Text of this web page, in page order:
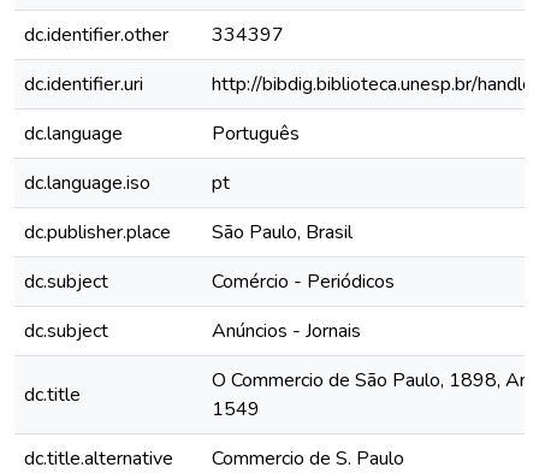
dc.identifier.other
334397
dc.identifier.uri
http://bibdig.biblioteca.unesp.br/
dc.language
Português
dc.language.iso
pt
dc.publisher.place
São Paulo, Brasil
dc.subject
Comércio - Periódicos
dc.subject
Anúncios - Jornais
dc.title
O Commercio de São Paulo, 1898,
1549
dc.title.alternative
Commercio de S. Paulo